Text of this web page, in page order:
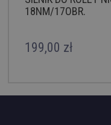
18NM/17OBR.
199,00 zł